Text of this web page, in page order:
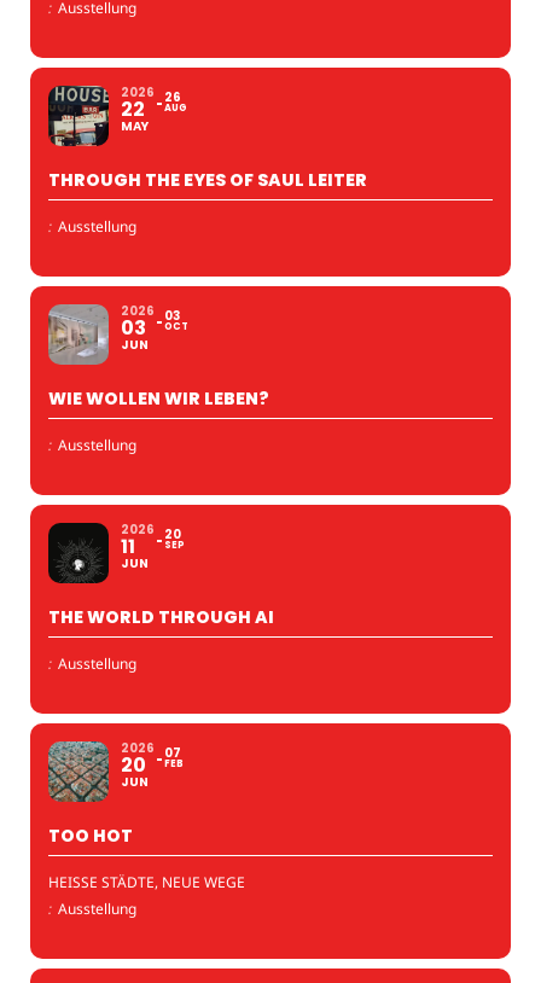
: Ausstellung
2026
22
MAY
26
AUG
THROUGH THE EYES OF SAUL LEITER
: Ausstellung
2026
03
JUN
03
OCT
WIE WOLLEN WIR LEBEN?
: Ausstellung
2026
11
JUN
20
SEP
THE WORLD THROUGH AI
: Ausstellung
2026
20
JUN
07
FEB
TOO HOT
HEISSE STÄDTE, NEUE WEGE
: Ausstellung